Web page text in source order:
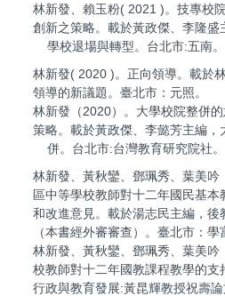
林新發、賴玉粉( 2021 )。技專校
創新之策略。載於黃政傑、李隆盛
學校退場與轉型。台北市:五南。
林新發( 2020 )。正向領導。載於
領導的新議題。臺北市：元照。
林新發（2020）。大學校院整併
策略。載於黃政傑、李懿芳主編，
併。台北市:台灣教育研究院社。
林新發、黃秋鑾、鄧珮秀、葉美
區中等學校教師對十二年國民基本
和改進意見。載於湯志民主編，後
（本書經外審審查）。臺北市：學
林新發、黃秋鑾、鄧珮秀、葉美
校教師對十二年國教課程教學的
行政與教育發展:黃昆輝教授祝壽